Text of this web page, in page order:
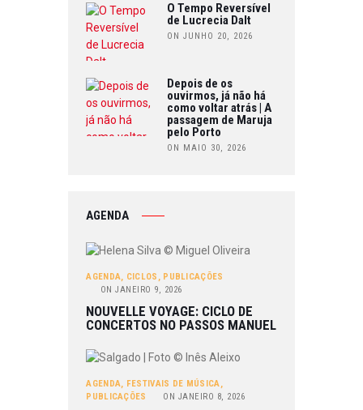
O Tempo Reversível
de Lucrecia Dalt
ON JUNHO 20, 2026
Depois de os
ouvirmos, já não há
como voltar atrás | A
passagem de Maruja
pelo Porto
ON MAIO 30, 2026
AGENDA
AGENDA, CICLOS , PUBLICAÇÕES
ON JANEIRO 9, 2026
NOUVELLE VOYAGE: CICLO DE
CONCERTOS NO PASSOS MANUEL
AGENDA, FESTIVAIS DE MÚSICA,
PUBLICAÇÕES
ON JANEIRO 8, 2026